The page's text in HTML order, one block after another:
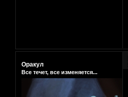
Оракул
Все течет, все изменяется...